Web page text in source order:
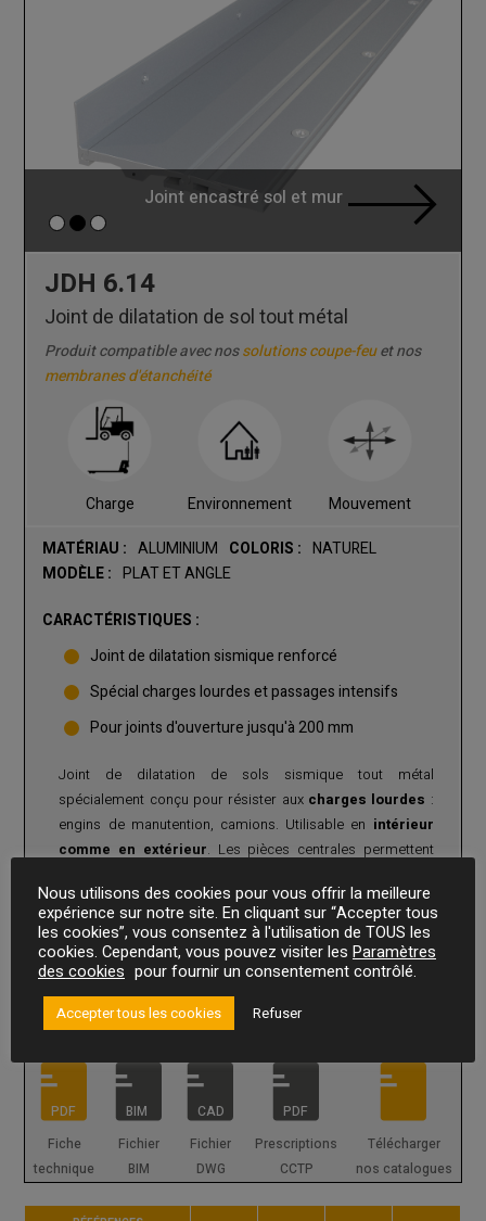
Joint encastré sol et mur
JDH 6.14
Joint de dilatation de sol tout métal
Produit compatible avec nossolutions coupe-feuet nos
membranes d'étanchéité
Charge Environnement
Mouvement
MATÉRIAU : ALUMINIUM COLORIS : NATUREL
MODÈLE : PLAT ET ANGLE
CARACTÉRISTIQUES :
Joint de dilatation sismique renforcé
Spécial charges lourdes et passages intensifs
Pour joints d'ouverture jusqu'à 200 mm
Joint de dilatation de sols sismique tout métal
spécialement conçu pour résister aux charges lourdes :
engins de manutention, camions. Utilisable en intérieur
comme en extérieur. Les pièces centrales permettent
contraction, ainsi que des mouvements verticaux et
de cisaillement. Utilisable pour tout type de finition : joint
de dilatation pour béton, chape, carrelage, etc.
EN SAVOIR PLUS
Pour joint de sol intérieur ou extérieur jusqu’à 200 mm avec
grands mouvements et charges lourdes.
Adapté pour un trafic lourd de chariots élévateurs à roues
dures (Vulkolan)jusqu’à 6 tonnes/essieu pneus, camions,
transpalettes et à un trafic intensif de véhicules légers.
Ils sont parfaitement compatibles avec nos gammes de
joints de coupe-feu : cordons coupe-feu, bourrelets coupe
feu Vedafeu C et nappes coupe-feu Vedafeu N pour joints
sismiques de grandes dimensions.
Profilé de 3 ml. Cornières en aluminium pré-perçées.
Version sol-sol et sol-mur. Finition striée antidéarapante.
Ces profilés sont livrés prêt à poser avec des cadres
DEMANDER UN DEVIS
PDF
Fiche
technique
BIM
Fichier
BIM
CAD
Fichier
DWG
PDF
Prescriptions
CCTP
Télécharger
nos catalogues
Nous utilisons des cookies pour vous offrir la meilleure
expérience sur notre site. En cliquant sur “Accepter tous
les cookies”, vous consentez à l'utilisation de TOUS les
cookies. Cependant, vous pouvez visiter les Paramètres
des cookies pour fournir un consentement contrôlé.
Accepter tous les cookies Refuser